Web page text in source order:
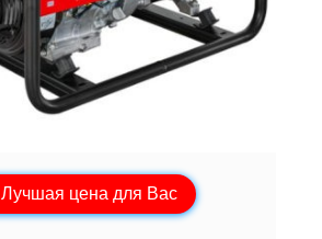
Лучшая цена для Вас